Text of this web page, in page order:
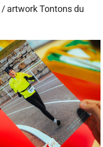
/ artwork Tontons du